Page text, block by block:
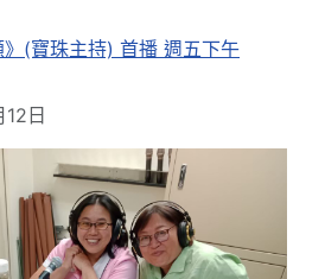
》(寶珠主持) 首播 週五下午
日